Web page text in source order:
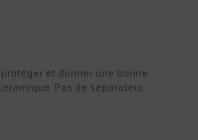
et donner une bonne
Pas de séparateur